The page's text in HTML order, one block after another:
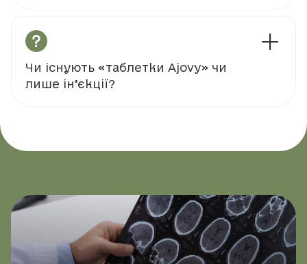
Чи існують «таблетки Ajovy» чи
лише ін’єкції?